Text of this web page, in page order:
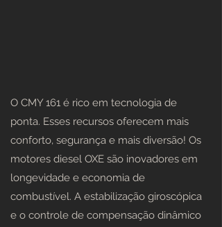
O CMY 161 é rico em tecnologia de
ponta. Esses recursos oferecem mais
conforto, segurança e mais diversão! Os
motores diesel OXE são inovadores em
longevidade e economia de
combustível. A estabilização giroscópica
e o controle de compensação dinâmico